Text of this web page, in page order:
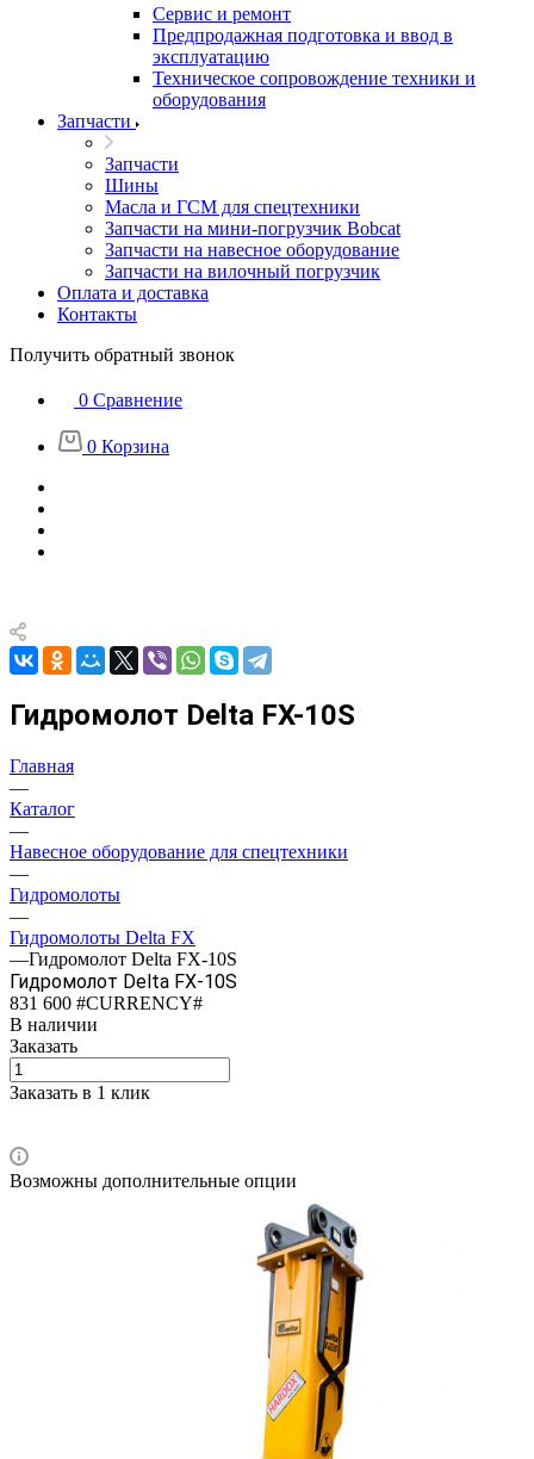
Сервис и ремонт
Предпродажная подготовка и ввод в
эксплуатацию
Техническое сопровождение техники и
оборудования
Запчасти
Запчасти
Шины
Масла и ГСМ для спецтехники
Запчасти на мини-погрузчик Bobcat
Запчасти на навесное оборудование
Запчасти на вилочный погрузчик
Оплата и доставка
Контакты
Получить обратный звонок
0 Сравнение
0 Корзина
Гидромолот Delta FX-10S
Главная
—
Каталог
—
Навесное оборудование для спецтехники
—
Гидромолоты
—
Гидромолоты Delta FX
—Гидромолот Delta FX-10S
Гидромолот Delta FX-10S
831 600 #CURRENCY#
В наличии
Заказать
Заказать в 1 клик
Возможны дополнительные опции